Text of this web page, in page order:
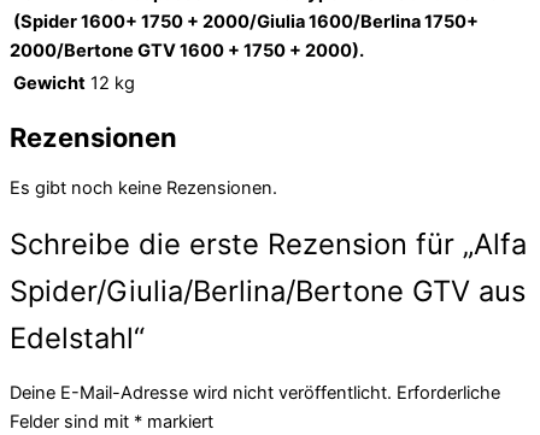
(Spider 1600+ 1750 + 2000/Giulia 1600/Berlina 1750+
2000/Bertone GTV 1600 + 1750 + 2000).
Gewicht 12 kg
Rezensionen
Es gibt noch keine Rezensionen.
Schreibe die erste Rezension für „Alfa
Spider/Giulia/Berlina/Bertone GTV aus
Edelstahl“
Deine E-Mail-Adresse wird nicht veröffentlicht. Erforderliche
Felder sind mit * markiert